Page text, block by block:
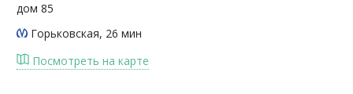
дом 85
Горьковская, 26 мин
Посмотреть на карте